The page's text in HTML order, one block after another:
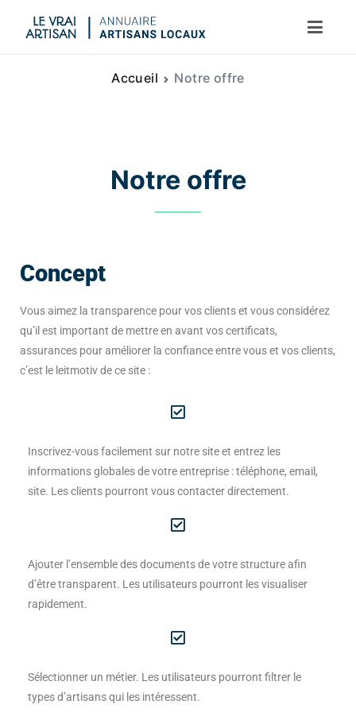
Accueil Notre offre
Notre offre
Concept
Vous aimez la transparence pour vos clients et vous considérez
qu’il est important de mettre en avant vos certificats,
assurances pour améliorer la confiance entre vous et vos clients,
c’est le leitmotiv de ce site :
Inscrivez-vous facilement sur notre site et entrez les
informations globales de votre entreprise : téléphone, email,
site. Les clients pourront vous contacter directement.
Ajouter l’ensemble des documents de votre structure afin
d’être transparent. Les utilisateurs pourront les visualiser
rapidement.
Sélectionner un métier. Les utilisateurs pourront filtrer le
types d’artisans qui les intéressent.